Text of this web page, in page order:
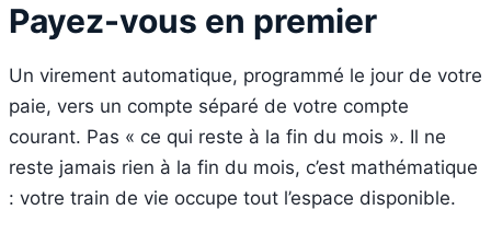
Payez-vous en premier
Un virement automatique, programmé le jour de votre
paie, vers un compte séparé de votre compte
courant. Pas « ce qui reste à la fin du mois ». Il ne
reste jamais rien à la fin du mois, c’est mathématique
: votre train de vie occupe tout l’espace disponible.